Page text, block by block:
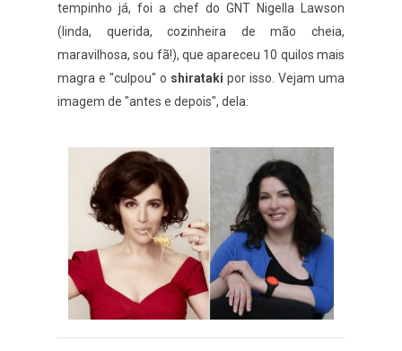
tempinho já, foi a chef do GNT Nigella Lawson
(linda, querida, cozinheira de mão cheia,
maravilhosa, sou fã!), que apareceu 10 quilos mais
magra e "culpou" o shirataki por isso. Vejam uma
imagem de "antes e depois", dela: